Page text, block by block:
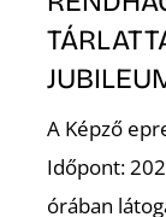
A Képző
Időpont:
órában